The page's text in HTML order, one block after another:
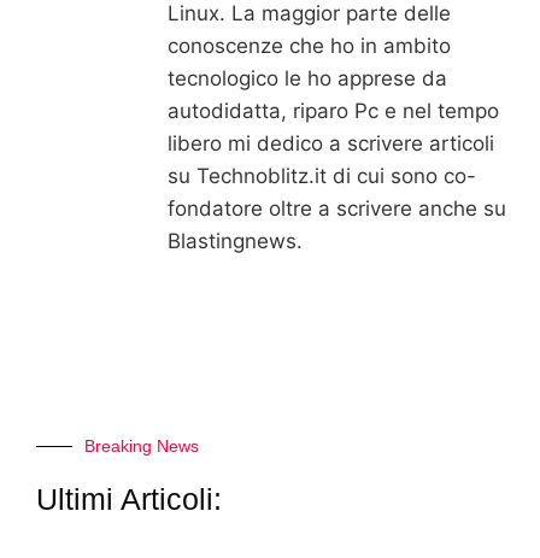
Linux. La maggior parte delle
conoscenze che ho in ambito
tecnologico le ho apprese da
autodidatta, riparo Pc e nel tempo
libero mi dedico a scrivere articoli
su Technoblitz.it di cui sono co-
fondatore oltre a scrivere anche su
Blastingnews.
Breaking News
Ultimi Articoli: